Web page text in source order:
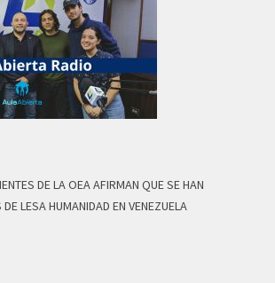
DE LA OEA AFIRMAN QUE SE HAN
LESA HUMANIDAD EN VENEZUELA